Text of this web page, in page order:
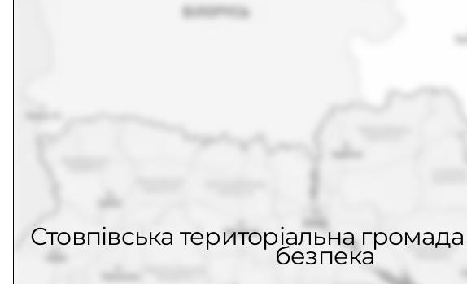
Стовпівська територіальна громада
безпека